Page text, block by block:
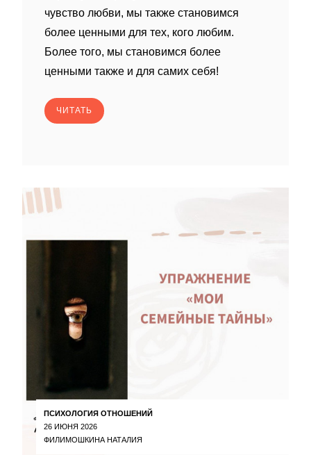
чувство любви, мы также становимся
более ценными для тех, кого любим.
Более того, мы становимся более
ценными также и для самих себя!
ЧИТАТЬ
ПСИХОЛОГИЯ ОТНОШЕНИЙ
26 ИЮНЯ 2026
ФИЛИМОШКИНА НАТАЛИЯ